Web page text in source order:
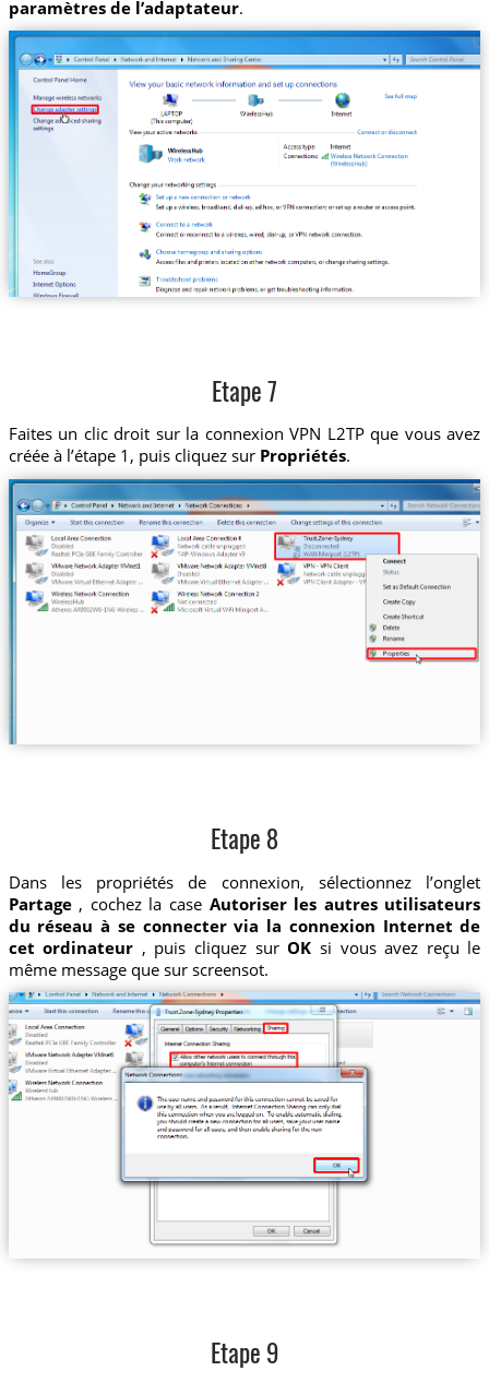
paramètres de l’adaptateur.
Etape 7
Faites un clic droit sur la connexion VPN L2TP que vous avez
créée à l’étape 1, puis cliquez sur Propriétés.
Etape 8
Dans les propriétés de connexion, sélectionnez l’onglet
Partage, cochez la case Autoriser les autres utilisateurs
du réseau à se connecter via la connexion Internet de
cet ordinateur , puis cliquez surOK si vous avez reçu le
même message que sur screensot.
Etape 9